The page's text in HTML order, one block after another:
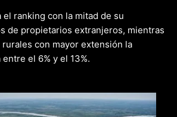
el ranking con la mitad de su
de propietarios extranjeros, mientras
con mayor extensión la
el 6% y el 13%.